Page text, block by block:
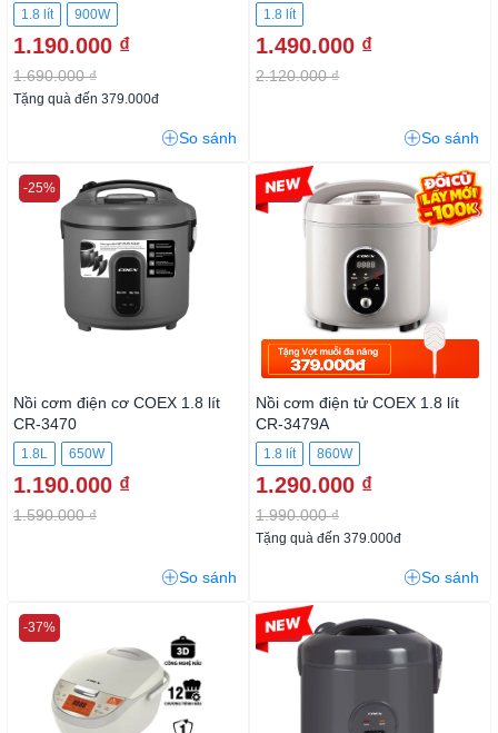
1.8 lít 900W
1.190.000 ₫
1.690.000 ₫
Tặng quà đến 379.000đ
So sánh
1.8 lít
1.490.000 ₫
2.120.000 ₫
So sánh
Nồi cơm điện cơ COEX 1.8 lít
CR-3470
1.8L 650W
1.190.000 ₫
1.590.000 ₫
-25%
So sánh
Nồi cơm điện tử COEX 1.8 lít
CR-3479A
1.8 lít 860W
1.290.000 ₫
1.990.000 ₫
-35%
Tặng quà đến 379.000đ
So sánh
-37% -30%